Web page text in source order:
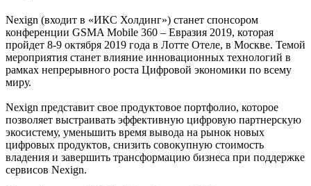
Nexign (входит в «ИКС Холдинг») станет спонсором
конференции GSMA Mobile 360 – Евразия 2019, которая
пройдет 8-9 октября 2019 года в Лотте Отеле, в Москве. Темой
мероприятия станет влияние инновационных технологий в
рамках непрерывного роста Цифровой экономики по всему
миру.
Nexign представит свое продуктовое портфолио, которое
позволяет выстраивать эффективную цифровую партнерскую
экосистему, уменьшить время вывода на рынок новых
цифровых продуктов, снизить совокупную стоимость
владения и завершить трансформацию бизнеса при поддержке
сервисов Nexign.